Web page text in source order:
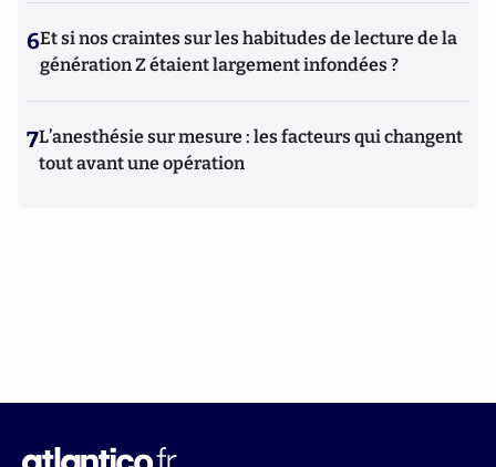
6Et si nos craintes sur les habitudes de lecture de la
génération Z étaient largement infondées ?
7L’anesthésie sur mesure : les facteurs qui changent
tout avant une opération